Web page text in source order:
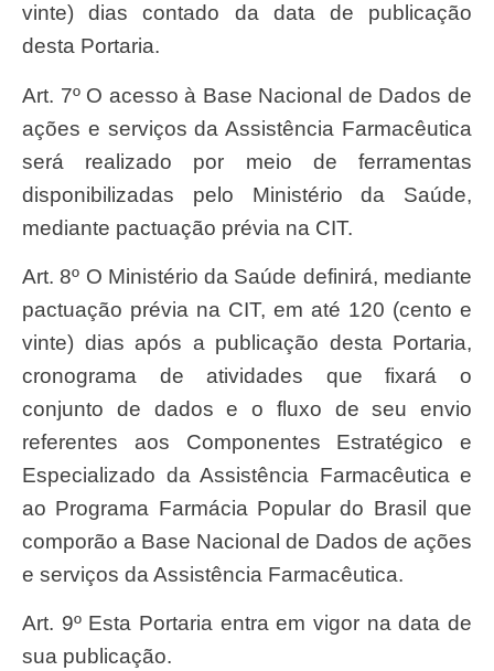
vinte) dias contado da data de publicação
desta Portaria.
Art. 7º O acesso à Base Nacional de Dados de
ações e serviços da Assistência Farmacêutica
será realizado por meio de ferramentas
disponibilizadas pelo Ministério da Saúde,
mediante pactuação prévia na CIT.
Art. 8º O Ministério da Saúde definirá, mediante
pactuação prévia na CIT, em até 120 (cento e
vinte) dias após a publicação desta Portaria,
cronograma de atividades que fixará o
conjunto de dados e o fluxo de seu envio
referentes aos Componentes Estratégico e
Especializado da Assistência Farmacêutica e
ao Programa Farmácia Popular do Brasil que
comporão a Base Nacional de Dados de ações
e serviços da Assistência Farmacêutica.
Art. 9º Esta Portaria entra em vigor na data de
sua publicação.